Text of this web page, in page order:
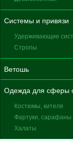
Системы и привязи
Удерживающие
Стропы
Ветошь
Одежда для сферы
Костюмы, кителя
Фартуки, сарафаны
Халаты